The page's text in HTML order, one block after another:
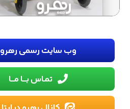
وب سایت رسمی رهرو
تمـاس بـــا مـــا